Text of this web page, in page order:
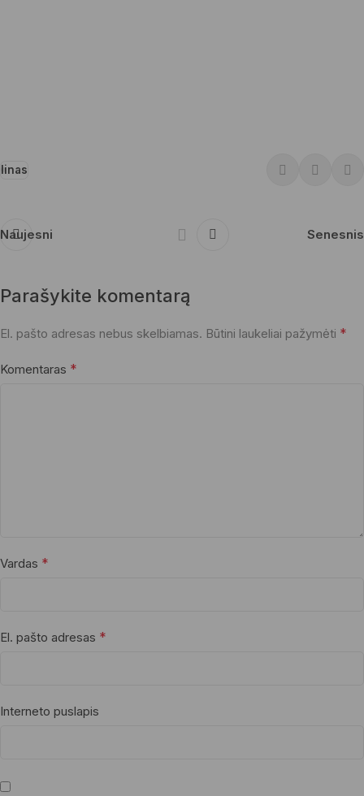
linas
Naujesni Senesnis
Parašykite komentarą
El. pašto adresas nebus skelbiamas. Būtini laukeliai pažymėti *
Komentaras *
Vardas *
El. pašto adresas *
Interneto puslapis